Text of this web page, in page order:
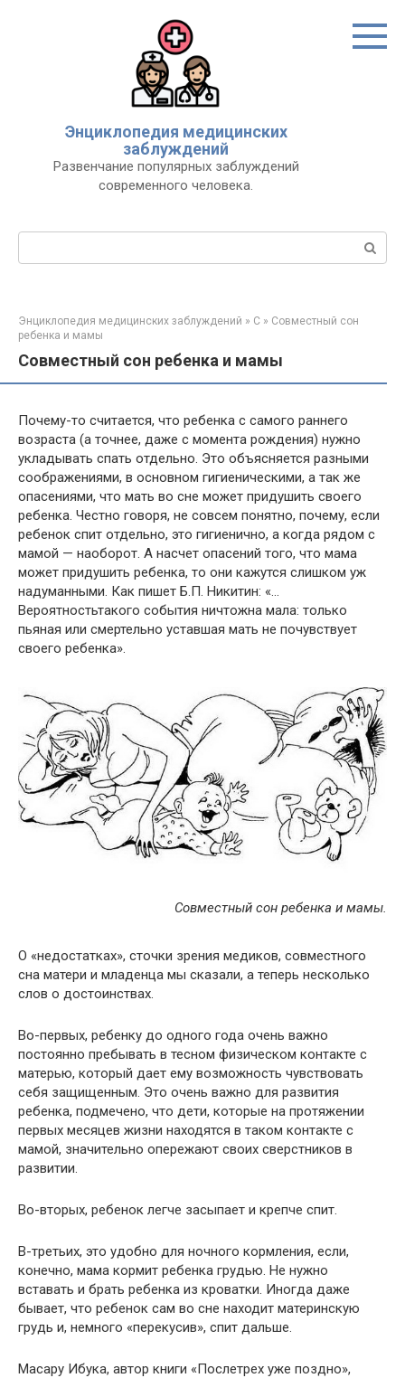
Энциклопедия медицинских
заблуждений
Развенчание популярных заблуждений
современного человека.
Поиск:
Энциклопедия медицинских заблуждений » С » Совместный сон
ребенка и мамы
Совместный сон ребенка и мамы
Почему-то считается, что ребенка с самого раннего
возраста (а точнее, даже с момента рождения) нужно
укладывать спать отдельно. Это объясняется разными
соображениями, в основном гигиеническими, а так же
опасениями, что мать во сне может придушить своего
ребенка. Честно говоря, не совсем понятно, почему, если
ребенок спит отдельно, это гигиенично, а когда рядом с
мамой — наоборот. А насчет опасений того, что мама
может придушить ребенка, то они кажутся слишком уж
надуманными. Как пишет Б.П. Никитин: «…
Вероятностьтакого события ничтожна мала: только
пьяная или смертельно уставшая мать не почувствует
своего ребенка».
Совместный сон ребенка и мамы.
О «недостатках», сточки зрения медиков, совместного
сна матери и младенца мы сказали, а теперь несколько
слов о достоинствах.
Во-первых, ребенку до одного года очень важно
постоянно пребывать в тесном физическом контакте с
матерью, который дает ему возможность чувствовать
себя защищенным. Это очень важно для развития
ребенка, подмечено, что дети, которые на протяжении
первых месяцев жизни находятся в таком контакте с
мамой, значительно опережают своих сверстников в
развитии.
Во-вторых, ребенок легче засыпает и крепче спит.
В-третьих, это удобно для ночного кормления, если,
конечно, мама кормит ребенка грудью. Не нужно
вставать и брать ребенка из кроватки. Иногда даже
бывает, что ребенок сам во сне находит материнскую
грудь и, немного «перекусив», спит дальше.
Масару Ибука, автор книги «Послетрех уже поздно»,